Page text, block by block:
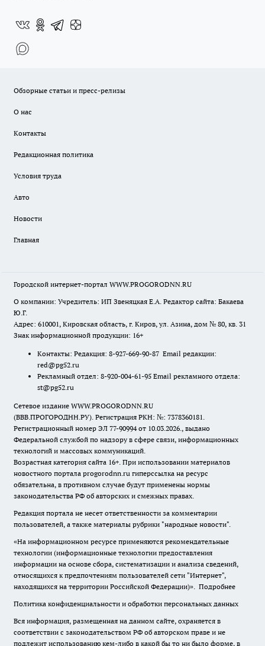
Обзорные статьи и пресс-релизы
О нас
Контакты
Редакционная политика
Условия труда
Авто
Новости
Главная
Городской интернет-портал WWW.PROGORODNN.RU
О компании: Учредитель: ИП Звеняцкая Е.А. Редактор сайта: Бакаева
Ю.Г.
Адрес: 610001, Кировская область, г. Киров, ул. Азина, дом № 80, кв. 31
Знак информационной продукции: 16+
Контакты: Редакция: 8-927-669-90-87 Email редакции:
red@pg52.ru
Рекламный отдел: 8-920-004-61-95 Email рекламного отдела:
st@pg52.ru
Сетевое издание WWW.PROGORODNN.RU
(ВВВ.ПРОГОРОДНН.РУ). Регистрация РКН: №: 7378360181.
Регистрационный номер ЭЛ 77-90994 от 10.03.2026., выдано
Федеральной службой по надзору в сфере связи, информационных
технологий и массовых коммуникаций.
Возрастная категория сайта 16+. При использовании материалов
новостного портала progorodnn.ru гиперссылка на ресурс
обязательна, в противном случае будут применены нормы
законодательства РФ об авторских и смежных правах.
Редакция портала не несет ответственности за комментарии
пользователей, а также материалы рубрики "народные новости".
«На информационном ресурсе применяются рекомендательные
технологии (информационные технологии предоставления
информации на основе сбора, систематизации и анализа сведений,
относящихся к предпочтениям пользователей сети "Интернет",
находящихся на территории Российской Федерации)». Подробнее
Политика конфиденциальности и обработки персональных данных
Вся информация, размещенная на данном сайте, охраняется в
соответствии с законодательством РФ об авторском праве и не
подлежит использованию кем-либо в какой бы то ни было форме, в